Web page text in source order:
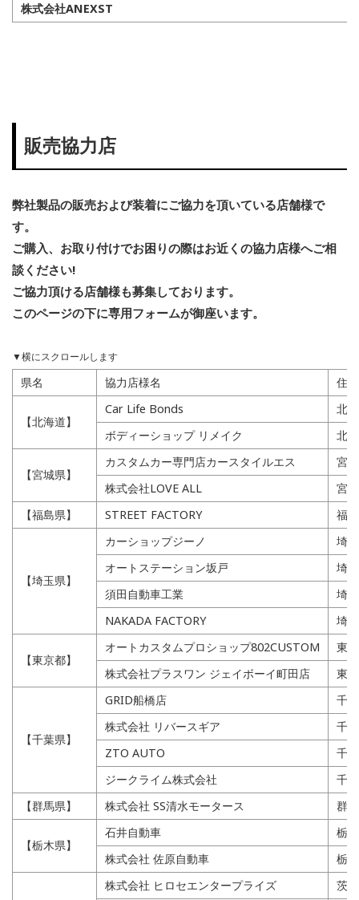
株式会社ANEXST
販売協力店
弊社製品の販売および装着にご協力を頂いている店舗様で
す。
ご購入、お取り付けでお困りの際はお近くの協力店様へご相
談ください!
ご協力頂ける店舗様も募集しております。
このページの下に専用フォームが御座います。
県名 協力店様名 住所
【北海道】
Car Life Bonds
北
ボディーショップ リメイク
北
【宮城県】
カスタムカー専門店カースタイルエス
宮
株式会社LOVE ALL
宮
【福島県】
STREET FACTORY 福
【埼玉県】
カーショップジーノ
埼
オートステーション坂戸
埼
須田自動車工業
埼
NAKADA FACTORY
埼
【東京都】
オートカスタムプロショップ802CUSTOM
東
株式会社プラスワン ジェイボーイ町田店
東
【千葉県】
GRID船橋店
千
株式会社 リバースギア
千
ZTO AUTO
千
ジークライム株式会社
千
【群馬県】
株式会社 SS清水モータース 群
【栃木県】
石井自動車
栃
株式会社 佐原自動車
栃
株式会社 ヒロセエンタープライズ
茨